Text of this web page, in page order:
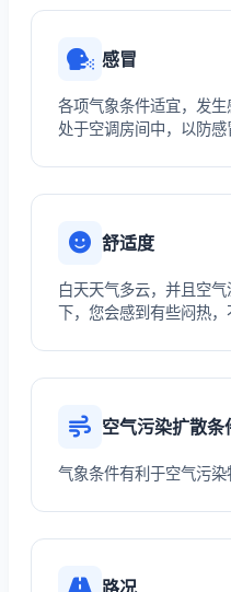
感冒
各项气象条件适宜，发
处于空调房间中，以防感
舒适度
白天天气多云，并且空
下，您会感到有些闷热，
空气污染扩散条
气象条件有利于空气污染
路况